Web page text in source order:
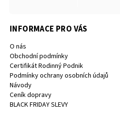
INFORMACE PRO VÁS
O nás
Obchodní podmínky
Certifikát Rodinný Podnik
Podmínky ochrany osobních údajů
Návody
Ceník dopravy
BLACK FRIDAY SLEVY